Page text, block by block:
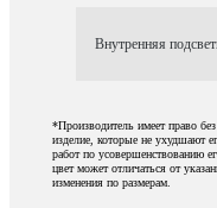
Внутренняя
*Производитель имеет право
изделие, которые не ухудшают
работ по усовершенствованию
цвет может отличаться от
изменения по размерам.